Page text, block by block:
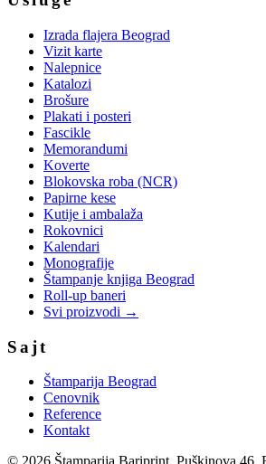
Izrada flajera Beograd
Vizit karte
Nalepnice
Katalozi
Brošure
Plakati i posteri
Fascikle
Memorandumi
Koverte
Blokovska roba (NCR)
Papirne kese
Kutije i ambalaža
Rokovnici
Kalendari
Monografije
Štampanje knjiga Beograd
Roll-up baneri
Svi proizvodi →
Sajt
Štamparija Beograd
Cenovnik
Reference
Kontakt